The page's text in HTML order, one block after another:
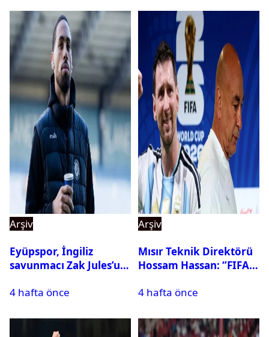
Arşiv
Eyüpspor, İngiliz
savunmacı Zak Jules’u
4 hafta önce
Arşiv
Mısır Teknik Direktörü
Hossam Hassan: ‘’FIFA,
istemiyor’’
4 hafta önce